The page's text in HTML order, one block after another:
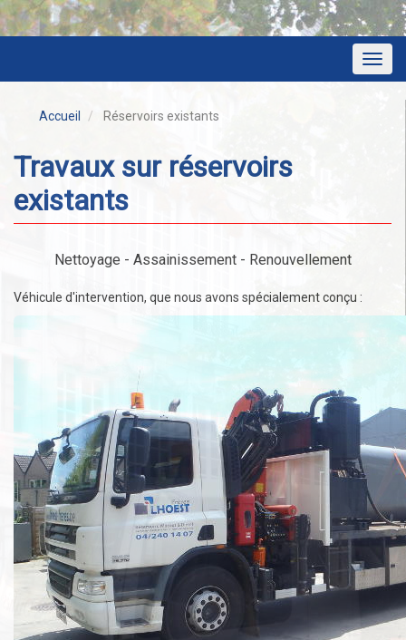
Accueil Réservoirs existants
Travaux sur réservoirs
existants
Nettoyage - Assainissement - Renouvellement
Véhicule d'intervention, que nous avons spécialement conçu :